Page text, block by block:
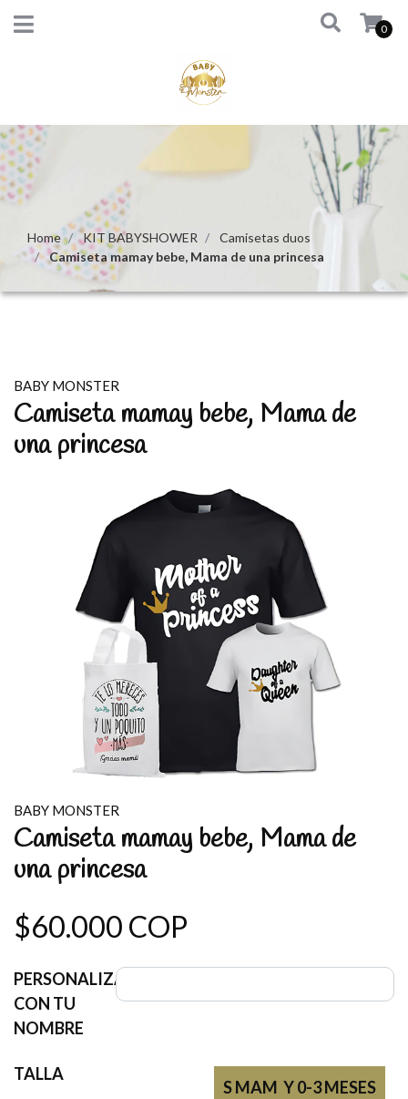
0
Home KIT BABYSHOWER
Camisetas duos
Camiseta mamay bebe, Mama de una princesa
BABY MONSTER
Camiseta mamay bebe, Mama de
una princesa
BABY MONSTER
Camiseta mamay bebe, Mama de
una princesa
$60.000 COP
PERSONALIZA
CON TU
NOMBRE
TALLA
S MAM Y 0-3 MESES